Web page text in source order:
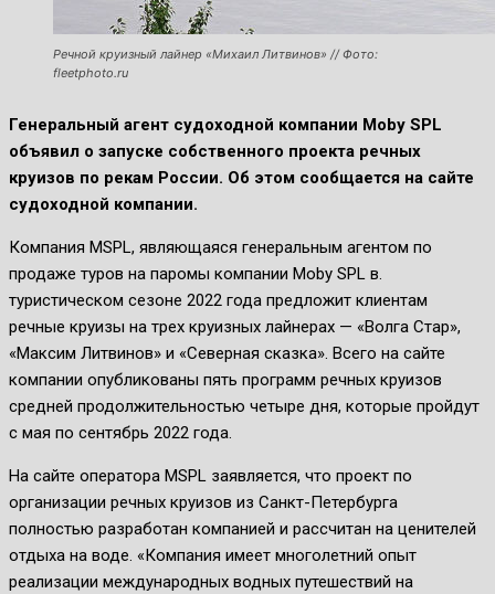
Речной круизный лайнер «Михаил Литвинов» // Фото:
fleetphoto.ru
Генеральный агент судоходной компании Moby SPL
объявил о запуске собственного проекта речных
круизов по рекам России. Об этом сообщается на сайте
судоходной компании.
Компания MSPL, являющаяся генеральным агентом по
продаже туров на паромы компании Moby SPL в.
туристическом сезоне 2022 года предложит клиентам
речные круизы на трех круизных лайнерах — «Волга Стар»,
«Максим Литвинов» и «Северная сказка». Всего на сайте
компании опубликованы пять программ речных круизов
средней продолжительностью четыре дня, которые пройдут
с мая по сентябрь 2022 года.
На сайте оператора MSPL заявляется, что проект по
организации речных круизов из Санкт-Петербурга
полностью разработан компанией и рассчитан на ценителей
отдыха на воде. «Компания имеет многолетний опыт
реализации международных водных путешествий на